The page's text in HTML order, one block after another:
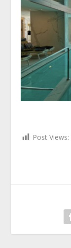
Post Views: